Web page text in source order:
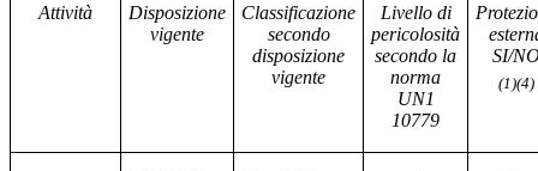
Attività
Disposizione
vigente
Classificazione
secondo
disposizione
vigente
Livello di
pericolosità
secondo la
norma
UN1
10779
SI/
(1)(4)